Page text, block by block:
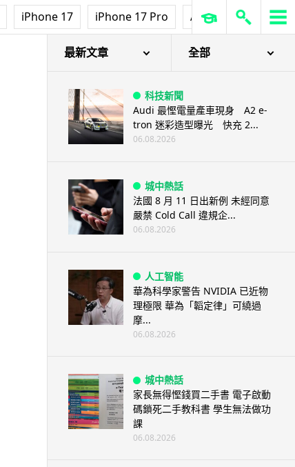
iPhone 17 iPhone 17 Pro AirPods Pro 3
最新文章 全部
科技新聞
Audi 最慳電量產車現身 A2 e-
tron 迷彩造型曝光 快充 2...
06.08.2026
城中熱話
法國 8 月 11 日出新例 未經同意
嚴禁 Cold Call 違規企...
06.08.2026
人工智能
華為科學家警告 NVIDIA 已近物
理極限 華為「韜定律」可繞過
摩...
06.08.2026
城中熱話
家長無得慳錢買二手書 電子啟動
碼鎖死二手教科書 學生無法做功
課
06.08.2026